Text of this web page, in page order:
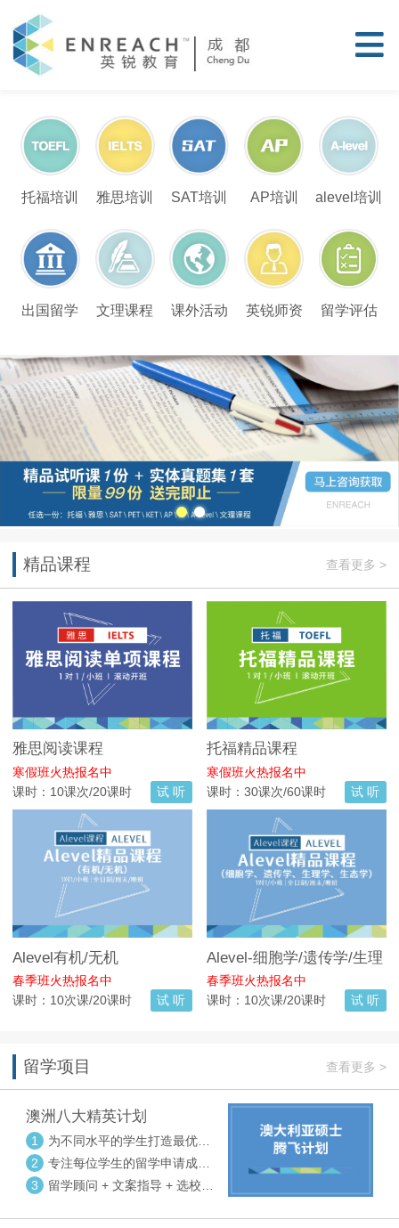
托福培训 雅思培训 SAT培训 AP培训 alevel培训
出国留学 文理课程 课外活动 英锐师资 留学评估
精品课程 查看更多 >
雅思阅读课程
寒假班火热报名中
课时：10课次/20课时
试 听
托福精品课程
寒假班火热报名中
课时：30课次/60课时
试 听
Alevel有机/无机
春季班火热报名中
课时：10次课/20课时
试 听
Alevel-细胞学/遗传学/生理
学/生态学
春季班火热报名中
课时：10次课/20课时
试 听
留学项目 查看更多 >
澳洲八大精英计划
1
为不同水平的学生打造最优选
校方案
2
专注每位学生的留学申请成功
率
3
留学顾问 + 文案指导 + 选校申